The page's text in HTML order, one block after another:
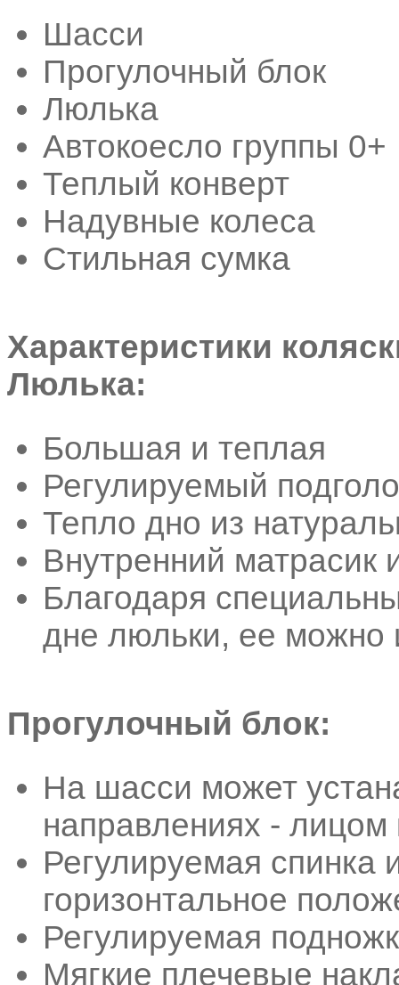
Шасси
Прогулочный блок
Люлька
Автокоесло группы 0+
Теплый конверт
Надувные колеса
Стильная сумка
Характеристики
Люлька:
Большая и теплая
Регулируемый
Тепло дно из
Внутренний матрасик
Благодаря
дне люльки, ее можно
Прогулочный блок:
На шасси может
направлениях -
Регулируемая спинка
горизонтальное
Регулируемая
Мягкие плечевые